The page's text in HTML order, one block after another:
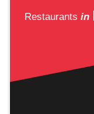
Restaurants in